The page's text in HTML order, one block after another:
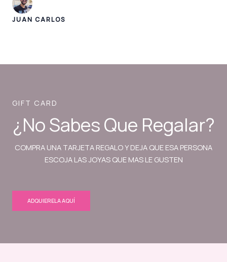
JUAN CARLOS
GIFT CARD
¿No Sabes Que Regalar?
COMPRA UNA TARJETA REGALO Y DEJA QUE ESA PERSONA
ESCOJA LAS JOYAS QUE MAS LE GUSTEN
ADQUIERELA AQUÍ